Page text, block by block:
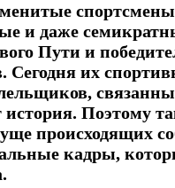
спортсмены
и даже
Пути и
Сегодня их
история. Поэтому
происходящих
кадры,